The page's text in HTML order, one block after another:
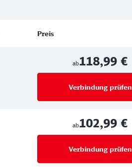
Preis
ab118,99 €
Verbindung prüfen
ab102,99 €
Verbindung prüfen